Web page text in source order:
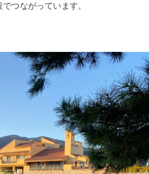
つながっています。